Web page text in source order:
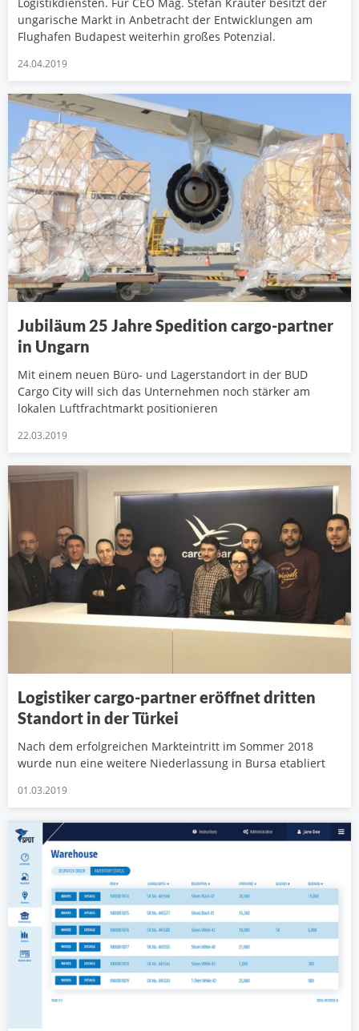
ungarische Markt in Anbetracht der Entwicklungen am
Flughafen Budapest weiterhin großes Potenzial.
24.04.2019
Jubiläum 25 Jahre Spedition cargo-partner
in Ungarn
Mit einem neuen Büro- und Lagerstandort in der BUD
Cargo City will sich das Unternehmen noch stärker am
lokalen Luftfrachtmarkt positionieren
22.03.2019
Logistiker cargo-partner eröffnet dritten
Standort in der Türkei
Nach dem erfolgreichen Markteintritt im Sommer 2018
wurde nun eine weitere Niederlassung in Bursa etabliert
01.03.2019